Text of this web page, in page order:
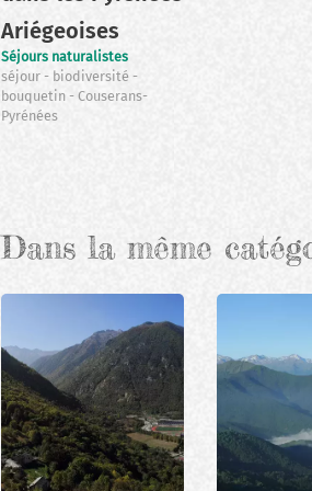
Ariégeoises
Séjours naturalistes
séjour
biodiversité
bouquetin Couserans-
Pyrénées
Dans la même